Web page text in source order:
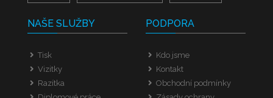
NAŠE SLUŽBY
Tisk
Vizitky
Razítka
PODPORA
Kdo jsme
Kontakt
Obchodní podmínky